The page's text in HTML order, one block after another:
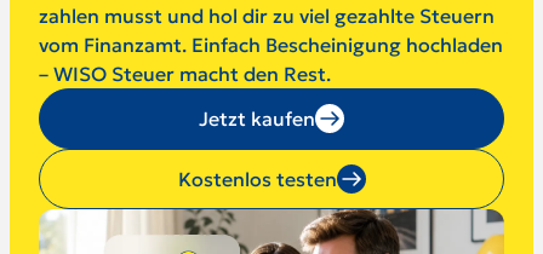
zahlen musst und hol dir zu viel gezahlte Steuern
vom Finanzamt. Einfach Bescheinigung hochladen
– WISO Steuer macht den Rest.
Jetzt kaufen
Kostenlos testen